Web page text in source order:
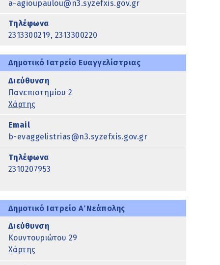
a-agioupaulou@n3.syzefxis.gov.gr
Τηλέφωνα
2313300219, 2313300220
Δημοτικό Ιατρείο Ευαγγελίστριας
Διεύθυνση
Πανεπιστημίου 2
Χάρτης
Email
b-evaggelistrias@n3.syzefxis.gov.gr
Τηλέφωνα
2310207953
Δημοτικό Ιατρείο Α΄ Νεάπολης
Διεύθυνση
Κουντουριώτου 29
Χάρτης